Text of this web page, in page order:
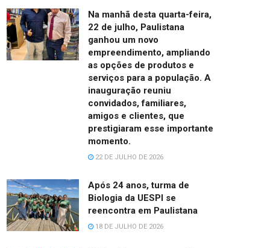
Na manhã desta quarta-feira,
22 de julho, Paulistana
ganhou um novo
empreendimento, ampliando
as opções de produtos e
serviços para a população. A
inauguração reuniu
convidados, familiares,
amigos e clientes, que
prestigiaram esse importante
momento.
22 DE JULHO DE 2026
Após 24 anos, turma de
Biologia da UESPI se
reencontra em Paulistana
18 DE JULHO DE 2026